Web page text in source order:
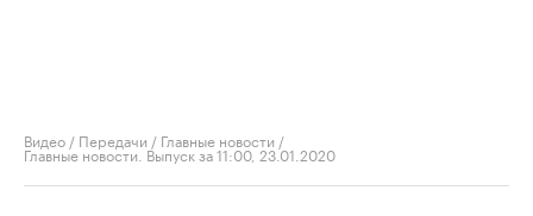
Видео / Передачи / Главные новости /
Главные новости. Выпуск за 11:00, 23.01.2020